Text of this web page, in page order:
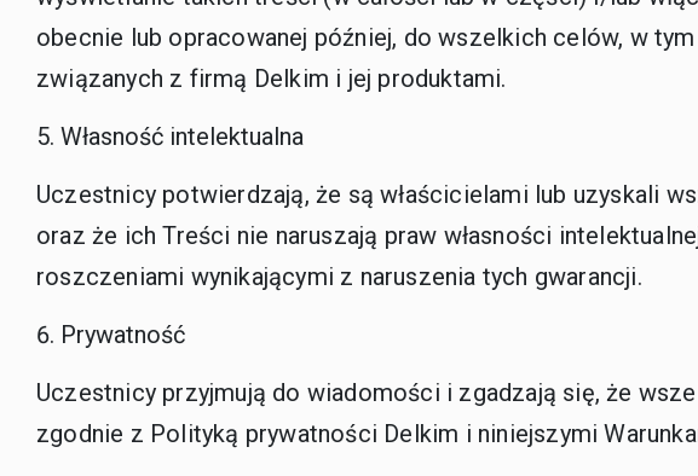
obecnie lub opracowanej później, do wszelkich celów, w
związanych z firmą Delkim i jej produktami.
Własność intelektualna
Uczestnicy potwierdzają, że są właścicielami lub uzyskali
oraz że ich Treści nie naruszają praw własności
roszczeniami wynikającymi z naruszenia tych gwarancji.
Prywatność
Uczestnicy przyjmują do wiadomości i zgadzają się, że
zgodnie z Polityką prywatności Delkim i niniejszymi